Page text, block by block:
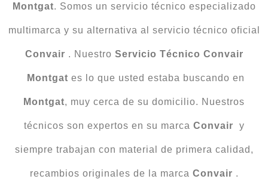
Montgat. Somos un servicio técnico especializado
multimarca y su alternativa al servicio técnico oficial
Convair . Nuestro Servicio Técnico Convair
Montgat es lo que usted estaba buscando en
Montgat, muy cerca de su domicilio. Nuestros
técnicos son expertos en su marca Convair y
siempre trabajan con material de primera calidad,
recambios originales de la marca Convair .